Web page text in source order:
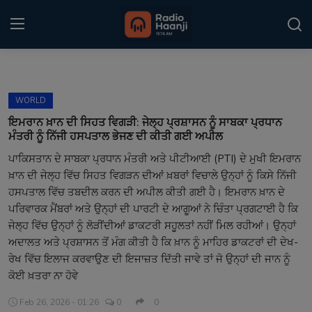
Home
Punjabi Podcast
Kitaab Kahani
Gallery
Sponsors
Matrimonial
Event
WORLD
ਇਮਰਾਨ ਖ਼ਾਨ ਦੀ ਸਿਹਤ ਵਿਗੜੀ: ਜੇਲ੍ਹ ਪ੍ਰਸ਼ਾਸਨ ਨੂੰ ਸਾਬਕਾ ਪ੍ਰਧਾਨ
ਮੰਤਰੀ ਨੂੰ ਨਿੱਜੀ ਹਸਪਤਾਲ ਭੇਜਣ ਦੀ ਕੀਤੀ ਗਈ ਅਪੀਲ
ਪਾਕਿਸਤਾਨ ਦੇ ਸਾਬਕਾ ਪ੍ਰਧਾਨ ਮੰਤਰੀ ਅਤੇ ਪੀਟੀਆਈ (PTI) ਦੇ ਮੁਖੀ ਇਮਰਾਨ
ਖ਼ਾਨ ਦੀ ਜੇਲ੍ਹ ਵਿੱਚ ਸਿਹਤ ਵਿਗੜਨ ਦੀਆਂ ਖ਼ਬਰਾਂ ਵਿਚਾਲੇ ਉਨ੍ਹਾਂ ਨੂੰ ਕਿਸੇ ਨਿੱਜੀ
ਹਸਪਤਾਲ ਵਿੱਚ ਤਬਦੀਲ ਕਰਨ ਦੀ ਅਪੀਲ ਕੀਤੀ ਗਈ ਹੈ। ਇਮਰਾਨ ਖ਼ਾਨ ਦੇ
ਪਰਿਵਾਰਕ ਮੈਂਬਰਾਂ ਅਤੇ ਉਨ੍ਹਾਂ ਦੀ ਪਾਰਟੀ ਦੇ ਆਗੂਆਂ ਨੇ ਚਿੰਤਾ ਪ੍ਰਗਟਾਈ ਹੈ ਕਿ
ਜੇਲ੍ਹ ਵਿੱਚ ਉਨ੍ਹਾਂ ਨੂੰ ਲੋੜੀਂਦੀਆਂ ਡਾਕਟਰੀ ਸਹੂਲਤਾਂ ਨਹੀਂ ਮਿਲ ਰਹੀਆਂ। ਉਨ੍ਹਾਂ
ਅਦਾਲਤ ਅਤੇ ਪ੍ਰਸ਼ਾਸਨ ਤੋਂ ਮੰਗ ਕੀਤੀ ਹੈ ਕਿ ਖ਼ਾਨ ਨੂੰ ਮਾਹਿਰ ਡਾਕਟਰਾਂ ਦੀ ਦੇਖ-
ਰੇਖ ਵਿੱਚ ਇਲਾਜ ਕਰਵਾਉਣ ਦੀ ਇਜਾਜ਼ਤ ਦਿੱਤੀ ਜਾਵੇ ਤਾਂ ਜੋ ਉਨ੍ਹਾਂ ਦੀ ਜਾਨ ਨੂੰ
ਕੋਈ ਖ਼ਤਰਾ ਨਾ ਹੋਵੇ
Feb 26, 2026 - 01:26 0 0